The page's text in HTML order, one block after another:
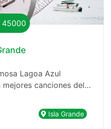
45000
Lagoa Azul
canciones del
una fiesta en
para quienes desean
Isla Grande